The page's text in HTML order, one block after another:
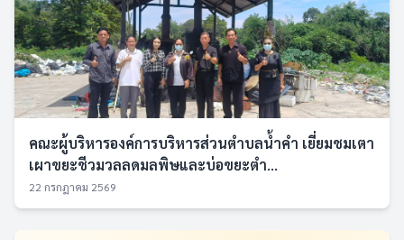
คณะผู้บริหารองค์การบริหารส่วนตำบลน้ำคำ เยี่ยมชมเตา
เผาขยะชีวมวลลดมลพิษและบ่อขยะตำ...
22 กรกฎาคม 2569